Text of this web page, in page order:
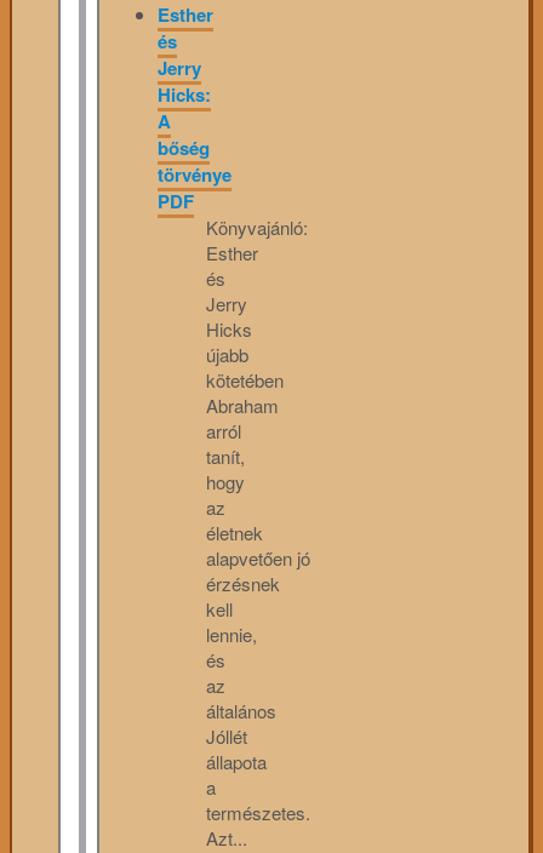
Esther
és
Jerry
Hicks:
A
bőség
törvénye
PDF
Könyvajánló:
Esther
és
Jerry
Hicks
újabb
kötetében
Abraham
arról
tanít,
hogy
az
életnek
alapvetően jó
érzésnek
kell
lennie,
és
az
általános
Jóllét
állapota
a
természetes.
Azt...